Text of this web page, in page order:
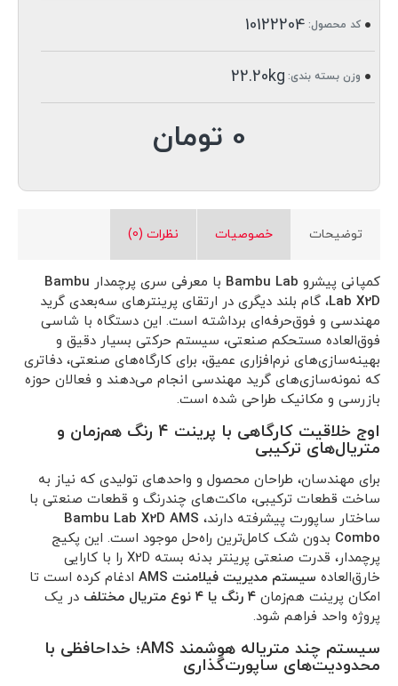
0 تومان
کد محصول: 10122204
وزن بسته بندی: 22.20kg
توضیحات خصوصیات نظرات (0)
کمپانی پیشرو Bambu Lab با معرفی سری پرچمدار Bambu
Lab X2D، گام بلند دیگری در ارتقای پرینترهای سه‌بعدی گرید
مهندسی و فوق‌حرفه‌ای برداشته است. این دستگاه با شاسی
فوق‌العاده مستحکم صنعتی، سیستم حرکتی بسیار دقیق و
بهینه‌سازی‌های نرم‌افزاری عمیق، برای کارگاه‌های صنعتی، دفاتری
که نمونه‌سازی‌های گرید مهندسی انجام می‌دهند و فعالان حوزه
بازرسی و مکانیک طراحی شده است.
اوج خلاقیت کارگاهی با پرینت ۴ رنگ هم‌زمان و
متریال‌های ترکیبی
برای مهندسان، طراحان محصول و واحدهای تولیدی که نیاز به
ساخت قطعات ترکیبی، ماکت‌های چندرنگ و قطعات صنعتی با
ساختار ساپورت پیشرفته دارند، Bambu Lab X2D AMS
Combo بدون شک کامل‌ترین راه‌حل موجود است. این پکیج
پرچمدار، قدرت صنعتی پرینتر بدنه بسته X2D را با کارایی
خارق‌العاده سیستم مدیریت فیلامنت AMS
ادغام کرده است تا
امکان پرینت هم‌زمان ۴ رنگ یا ۴ نوع متریال مختلف
در یک
پروژه واحد فراهم شود.
سیستم چند متریاله هوشمند AMS؛ خداحافظی با
محدودیت‌های ساپورت‌گذاری